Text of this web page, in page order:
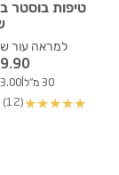
טיפות בוסטר
למראה עור
30 מ"ל |
₪433.00
★
★
★
★
★
(12)